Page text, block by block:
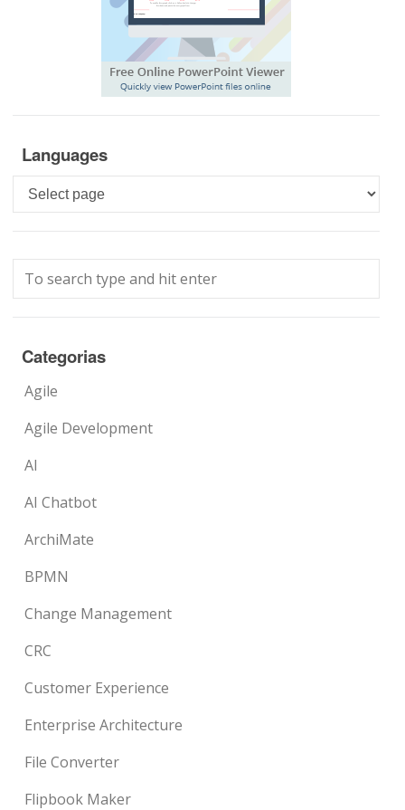
Languages
Languages
Categorias
Agile
Agile Development
AI
AI Chatbot
ArchiMate
BPMN
Change Management
CRC
Customer Experience
Enterprise Architecture
File Converter
Flipbook Maker